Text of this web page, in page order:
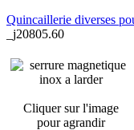
Quincaillerie diverses
_j20805.60
Cliquer sur l'image
pour agrandir